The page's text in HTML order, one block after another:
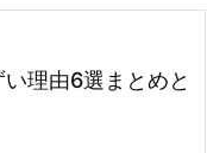
理由6選まとめと